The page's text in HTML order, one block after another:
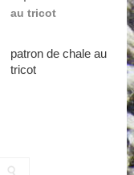
patron de chale au
tricot